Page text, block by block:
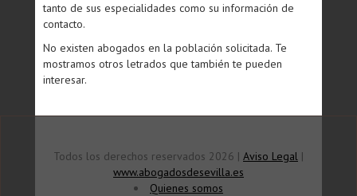
tanto de sus especialidades como su información de
contacto.
No existen abogados en la población solicitada. Te
mostramos otros letrados que también te pueden
interesar.
Todos los derechos reservados 2026 | Aviso Legal |
www.abogadosdesevilla.es
Quienes somos